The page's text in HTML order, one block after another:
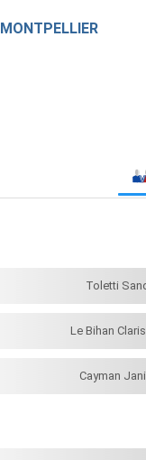
MONTPELLIER
Toletti
Le Bihan
Cayman